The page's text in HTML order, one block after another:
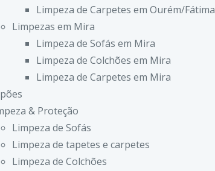
Limpeza de Carpetes em Ourém/Fátima
Limpezas em Mira
Limpeza de Sofás em Mira
Limpeza de Colchões em Mira
Limpeza de Carpetes em Mira
& Proteção
Limpeza de Sofás
Limpeza de tapetes e carpetes
Limpeza de Colchões